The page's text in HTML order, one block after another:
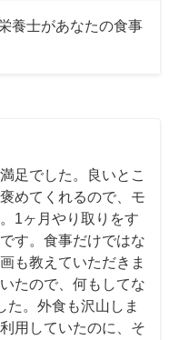
養士があなたの食事
足でした。良いとこ
めてくれるので、モ
1ヶ月やり取りをす
す。食事だけではな
も教えていただきま
たので、何もしてな
た。外食も沢山しま
用していたのに、そ